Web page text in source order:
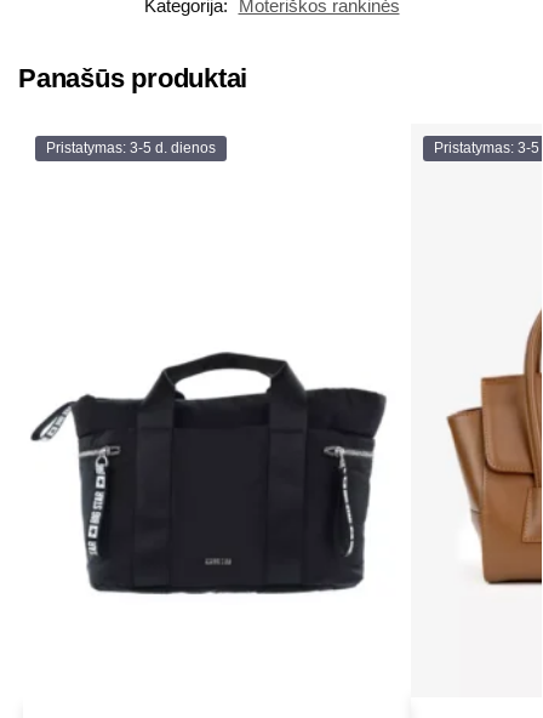
Kategorija:
Moteriškos rankinės
Panašūs produktai
Pristatymas: 3-5 d. dienos Pristatymas: 3-